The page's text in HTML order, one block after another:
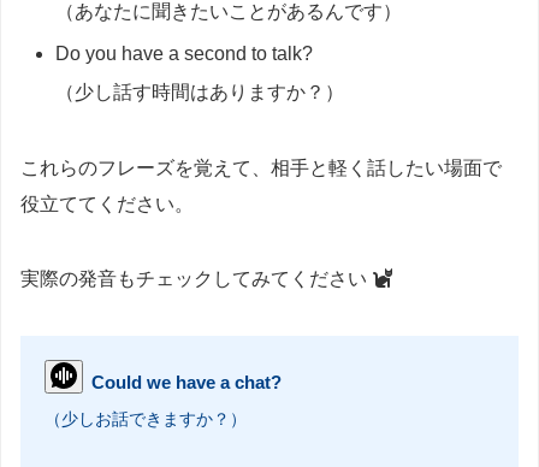
（あなたに聞きたいことがあるんです）
Do you have a second to talk?
（少し話す時間はありますか？）
これらのフレーズを覚えて、相手と軽く話したい場面で
役立ててください。
実際の発音もチェックしてみてください
Could we have a chat?
（少しお話できますか？）